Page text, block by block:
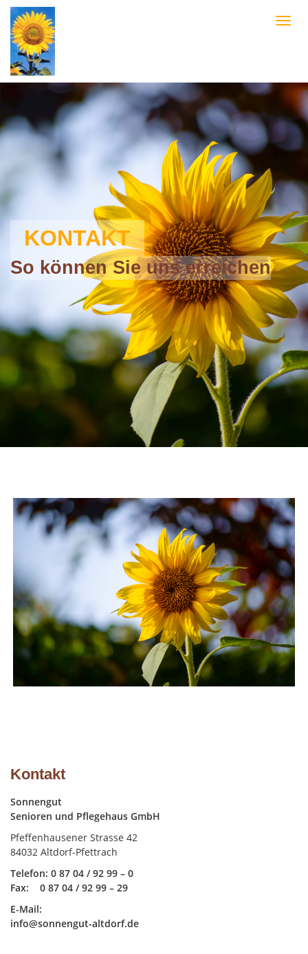
KONTAKT
So können Sie uns erreichen
Kontakt
Sonnengut
Senioren und Pflegehaus GmbH
Pfeffenhausener Strasse 42
84032 Altdorf-Pfettrach
Telefon: 0 87 04 / 92 99 – 0
Fax: 0 87 04 / 92 99 – 29
E-Mail:
info@sonnengut-altdorf.de